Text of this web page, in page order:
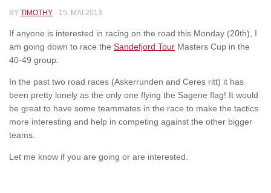
BY TIMOTHY · 15. MAI 2013
If anyone is interested in racing on the road this Monday (20th), I
am going down to race the Sandefjord Tour Masters Cup in the
40-49 group.
In the past two road races (Askerrunden and Ceres ritt) it has
been pretty lonely as the only one flying the Sagene flag! It would
be great to have some teammates in the race to make the tactics
more interesting and help in competing against the other bigger
teams.
Let me know if you are going or are interested.